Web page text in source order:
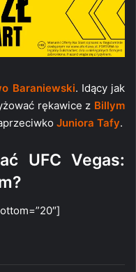
Baraniewski. Idący jak
rękawice z Billym
Juniora Tafy.
UFC Vegas: